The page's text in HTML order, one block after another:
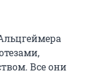
Все они